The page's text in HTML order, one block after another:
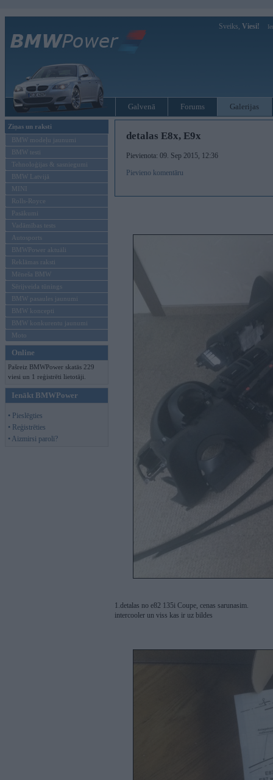
Sveiks, Viesi!
Galvenā Forums Galerijas
Ziņas un raksti
BMW modeļu jaunumi
BMW testi
Tehnoloģijas & sasniegumi
BMW Latvijā
MINI
Rolls-Royce
Pasākumi
Vadāmības tests
Autosports
BMWPower aktuāli
Reklāmas raksti
Mēneša BMW
Sērijveida tūnings
BMW pasaules jaunumi
BMW koncepti
BMW konkurentu jaunumi
Moto
Online
Pašreiz BMWPower skatās 229
viesi un 1 reģistrēti lietotāji.
Ienākt BMWPower
• Pieslēgties
• Reģistrēties
• Aizmirsi paroli?
detalas E8x, E9x
Pievienota: 09. Sep 2015, 12:36
Pievieno komentāru
1.detalas no e82 135i Coupe, cenas sarunasim.
intercooler un viss kas ir uz bildes